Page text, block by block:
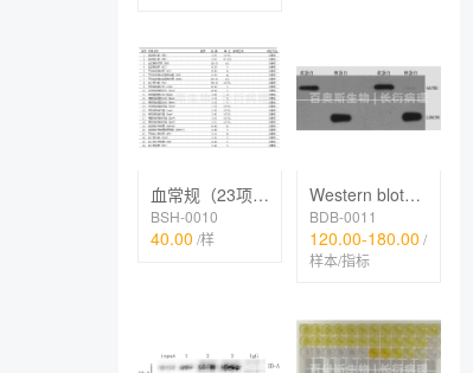
血常规（23项，五分类）
BSH-0010
40.00 /样
Western blot（膜、核、线粒体等细胞器蛋白）
BDB-0011
120.00-180.00 /
样本/指标